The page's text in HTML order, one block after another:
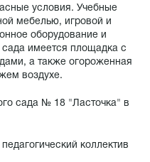
условия. Учебные
мебелью, игровой и
оборудование и
имеется площадка с
а также огороженная
воздухе.
сада № 18 "Ласточка" в
коллектив